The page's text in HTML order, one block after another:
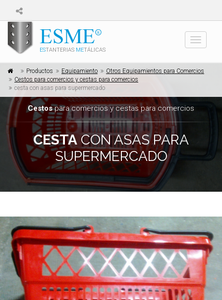
ESTANTERIAS METÁLICAS
Toggle
Productos Equipamiento
Otros Equipamientos para Comercios
Cestos para comercios y cestas para comercios
cesta con asas para supermercado
Cestospara comercios y cestas para comercios
CESTACON ASAS PARA
SUPERMERCADO